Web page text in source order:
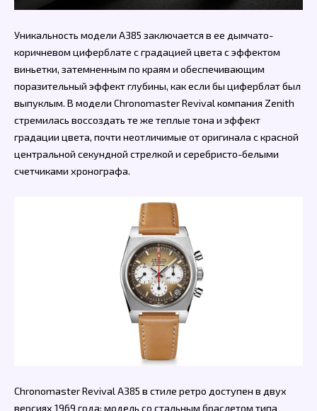
Уникальность модели A385 заключается в ее дымчато-
коричневом циферблате с градацией цвета с эффектом
виньетки, затемненным по краям и обеспечивающим
поразительный эффект глубины, как если бы циферблат был
выпуклым. В модели Chronomaster Revival компания Zenith
стремилась воссоздать те же теплые тона и эффект
градации цвета, почти неотличимые от оригинала с красной
центральной секундной стрелкой и серебристо-белыми
счетчиками хронографа.
Chronomaster Revival A385 в стиле ретро доступен в двух
версиях 1969 года: модель со стальным браслетом типа